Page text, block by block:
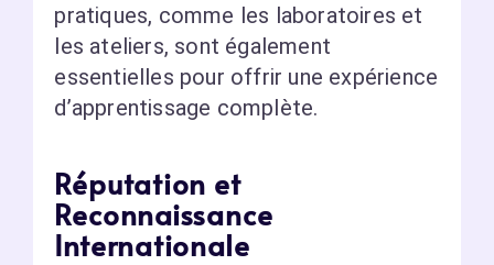
pratiques, comme les laboratoires et
les ateliers, sont également
essentielles pour offrir une expérience
d’apprentissage complète.
Réputation et
Reconnaissance
Internationale